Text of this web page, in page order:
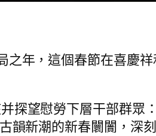
之年，這個春節在喜慶
探望慰勞下層干部群眾
韻新潮的新春闤闠，深